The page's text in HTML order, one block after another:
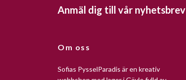
Anmäl dig till vår nyhetsbrev
Om oss
Sofias PysselParadis är en kreativ